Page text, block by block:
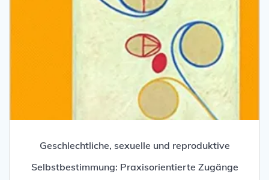
Geschlechtliche, sexuelle und reproduktive
Selbstbestimmung: Praxisorientierte Zugänge